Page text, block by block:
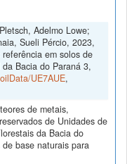
Adelmo Lowe;
Sueli Pércio, 2023,
em solos de
Bacia do Paraná 3,
UE7AUE,
de metais,
de Unidades de
da Bacia do
base naturais para